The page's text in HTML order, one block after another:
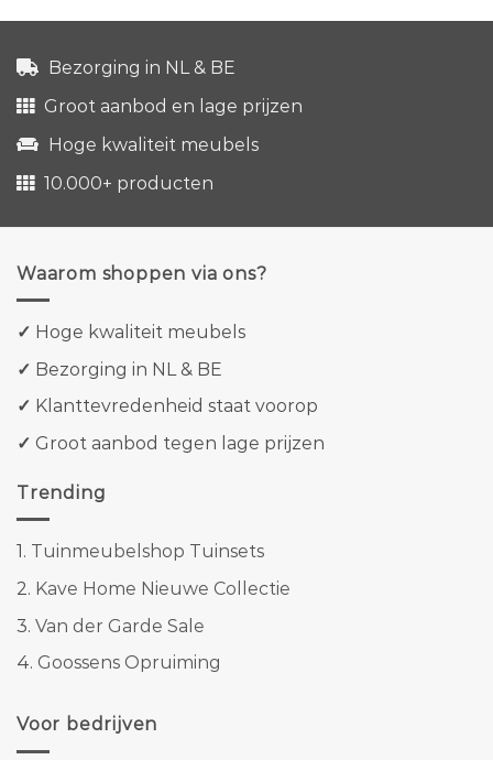
Bezorging in NL & BE
Groot aanbod en lage prijzen
Hoge kwaliteit meubels
10.000+ producten
Waarom shoppen via ons?
✓ Hoge kwaliteit meubels
✓ Bezorging in NL & BE
✓ Klanttevredenheid staat voorop
✓ Groot aanbod tegen lage prijzen
Trending
1. Tuinmeubelshop Tuinsets
2. Kave Home Nieuwe Collectie
3. Van der Garde Sale
4. Goossens Opruiming
Voor bedrijven